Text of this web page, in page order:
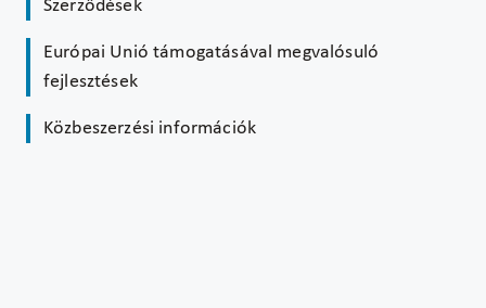
Szerződések
Európai Unió támogatásával megvalósuló
fejlesztések
Közbeszerzési információk